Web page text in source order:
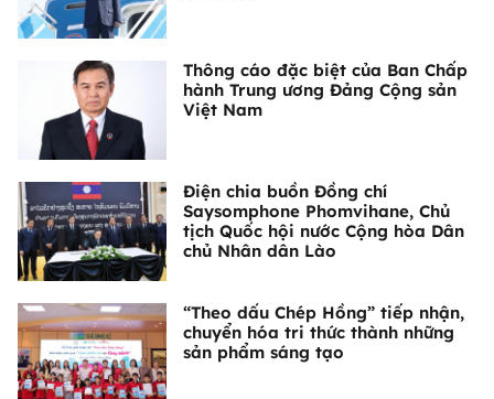
Thông cáo đặc biệt của Ban Chấp
hành Trung ương Đảng Cộng sản
Việt Nam
Điện chia buồn Đồng chí
Saysomphone Phomvihane, Chủ
tịch Quốc hội nước Cộng hòa Dân
chủ Nhân dân Lào
“Theo dấu Chép Hồng” tiếp nhận,
chuyển hóa tri thức thành những
sản phẩm sáng tạo